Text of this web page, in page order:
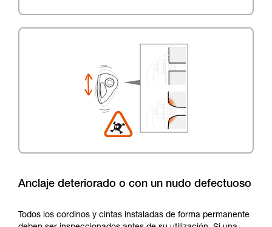
Anclaje deteriorado o con un nudo defectuoso
Todos los cordinos y cintas instaladas de forma permanente